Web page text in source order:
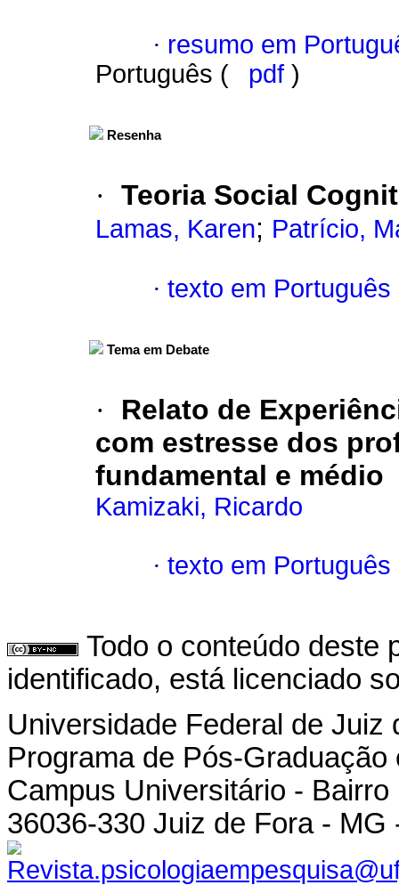
· resumo em
Português (
pdf )
Resenha
· Teoria Social
Lamas, Karen; Patrício,
· texto em Português
Tema em Debate
·
Relato de
com estresse dos
fundamental e médio
Kamizaki, Ricardo
· texto em Português
Todo o conteúdo deste
identificado, está licenciado
Universidade Federal de Juiz
Programa de Pós-
Campus Universitário - Bairro
36036-330 Juiz de Fora - MG